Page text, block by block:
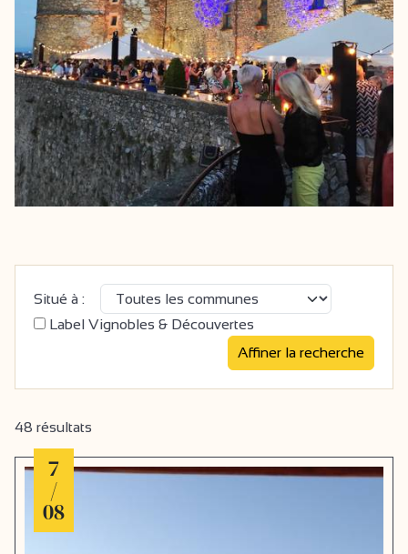
Situé à :
Label Vignobles & Découvertes
48 résultats
7
/
08